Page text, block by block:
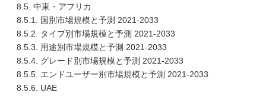
8.5. 中東・アフリカ
8.5.1. 国別市場規模と予測 2021-2033
8.5.2. タイプ別市場規模と予測 2021-2033
8.5.3. 用途別市場規模と予測 2021-2033
8.5.4. グレード別市場規模と予測 2021-2033
8.5.5. エンドユーザー別市場規模と予測 2021-2033
8.5.6. UAE